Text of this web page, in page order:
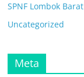
SPNF Lombok Barat
Uncategorized
Meta